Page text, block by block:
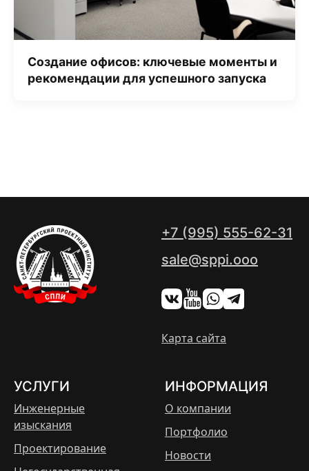
Создание офисов: ключевые моменты и
рекомендации для успешного запуска
+7 (995) 555-62-31
sale@sppi.ooo
Карта сайта
УСЛУГИ
Инженерные
изыскания
Проектирование
ИНФОРМАЦИЯ
О компании
Портфолио
Новости